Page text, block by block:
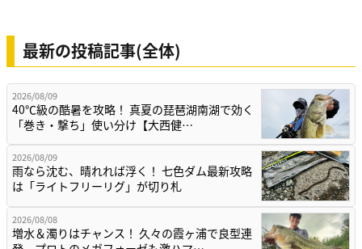
最新の投稿記事(全体)
2026/08/09
40℃級の酷暑を攻略！ 真夏の琵琶湖南湖で効く
「巻き・撃ち」使い分け【大西健…
2026/08/09
雨なら沈む、晴れれば浮く！ 七色ダム最新攻略
は「ライトフリーリグ」が切り札
2026/08/08
増水＆濁りはチャンス！ 久々の霞ヶ浦で良型連